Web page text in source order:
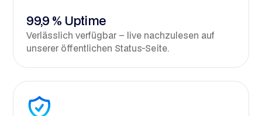
99,9 % Uptime
Verlässlich verfügbar – live nachzulesen auf
unserer öffentlichen Status-Seite.